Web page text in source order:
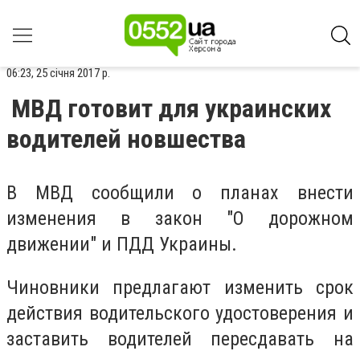
06:23, 25 січня 2017 р.
МВД готовит для украинских
водителей новшества
В МВД сообщили о планах внести
изменения в закон "О дорожном
движении" и ПДД Украины.
Чиновники предлагают изменить срок
действия водительского удостоверения и
заставить водителей пересдавать на